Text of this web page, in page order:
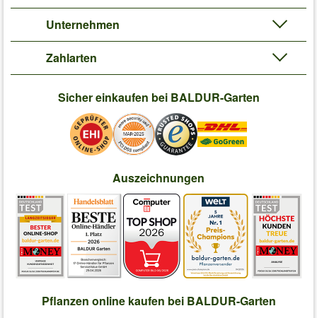
Unternehmen
Zahlarten
Sicher einkaufen bei BALDUR-Garten
Auszeichnungen
Pflanzen online kaufen bei BALDUR-Garten